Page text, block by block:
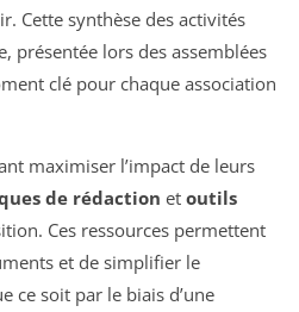
Cette synthèse des activités
présentée lors des assemblées
clé pour chaque association
maximiser l’impact de leurs
de rédaction et outils
Ces ressources permettent
et de simplifier le
ce soit par le biais d’une